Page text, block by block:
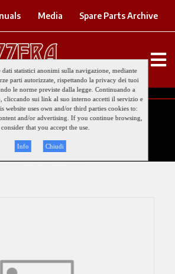
Spare Parts Archive
Media
dati statistici anonimi sulla navigazione, mediante
parti autorizzate, rispettando la privacy dei tuoi
le norme previste dalla legge. Continuando a
cliccando sui link al suo interno accetti il servizio e
website uses own and/or third parties cookies to:
and/or advertising. If you continue browsing,
that you accept the use.
Info Chiudi
Filters